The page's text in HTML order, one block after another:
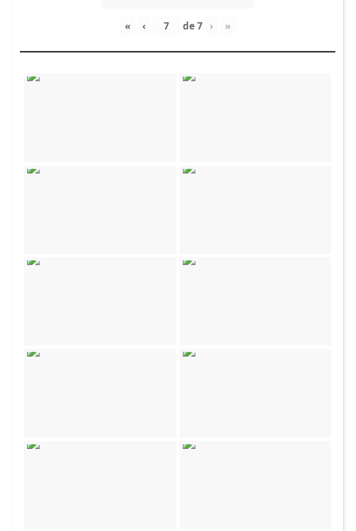
« ‹ de7 › »